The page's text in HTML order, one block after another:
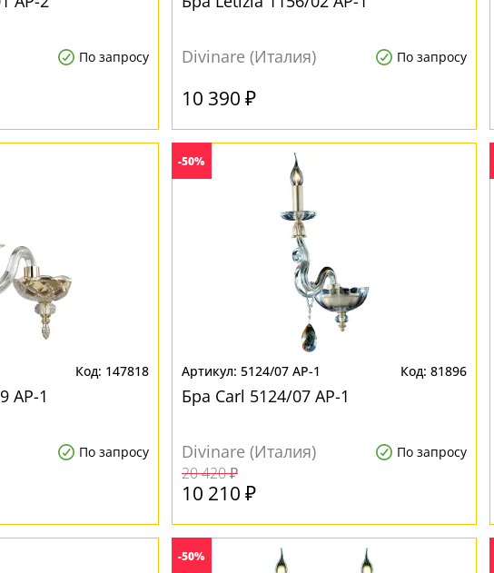
По запросу Divinare (Италия) По запросу
10 390 ₽
147818
AP-1
По запросу
-50%
5124/07 AP-1 81896
Бра Carl 5124/07 AP-1
Divinare (Италия) По запросу
20 420 ₽
10 210 ₽
-50%